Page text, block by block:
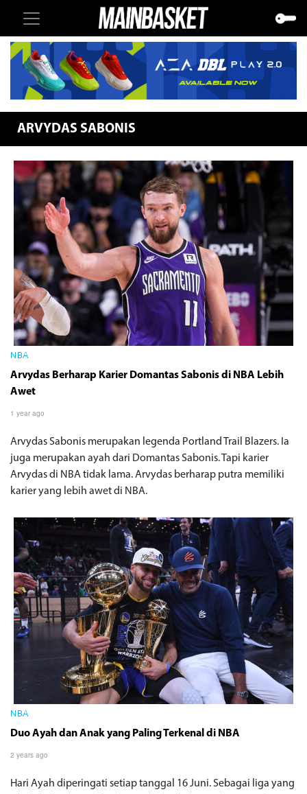
ARVYDAS SABONIS
NBA
Arvydas Berharap Karier Domantas Sabonis di NBA Lebih
Awet
1 year ago
Arvydas Sabonis merupakan legenda Portland Trail Blazers. Ia
juga merupakan ayah dari Domantas Sabonis. Tapi karier
Arvydas di NBA tidak lama. Arvydas berharap putra memiliki
karier yang lebih awet di NBA.
NBA
Duo Ayah dan Anak yang Paling Terkenal di NBA
2 years ago
Hari Ayah diperingati setiap tanggal 16 Juni. Sebagai liga yang